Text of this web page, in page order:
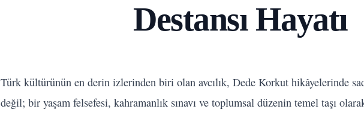
Destansı Hayatı
Türk kültürünün en derin izlerinden biri olan avcılık, Dede Korkut hikâyelerinde
değil; bir yaşam felsefesi, kahramanlık sınavı ve toplumsal düzenin temel taşı